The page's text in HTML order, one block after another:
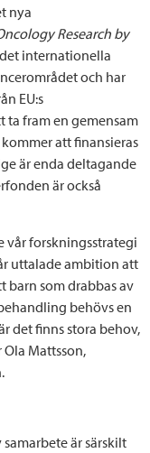
nya
Research by
internationella
och har
EU:s
ta fram en gemensam
att finansieras
är enda deltagande
är också
vår forskningsstrategi
uttalade ambition att
barn som drabbas av
behövs en
det finns stora behov,
Mattsson,
är särskilt